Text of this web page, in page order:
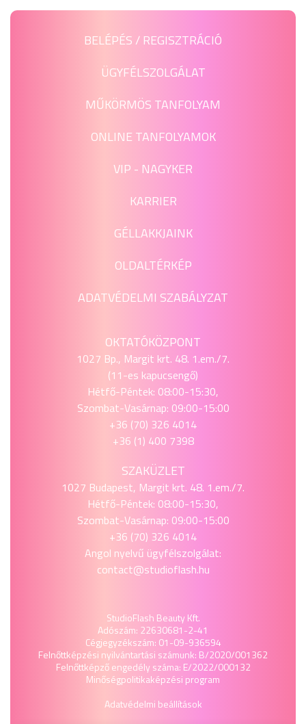
BELÉPÉS / REGISZTRÁCIÓ
ÜGYFÉLSZOLGÁLAT
MŰKÖRMÖS TANFOLYAM
ONLINE TANFOLYAMOK
VIP - NAGYKER
KARRIER
GÉLLAKKJAINK
OLDALTÉRKÉP
ADATVÉDELMI SZABÁLYZAT
OKTATÓKÖZPONT
1027 Bp., Margit krt. 48. 1.em./7.
(11-es kapucsengő)
Hétfő-Péntek: 08:00-15:30,
Szombat-Vasárnap: 09:00-15:00
+36 (70) 326 4014
+36 (1) 400 7398
SZAKÜZLET
1027 Budapest, Margit krt. 48. 1.em./7.
Hétfő-Péntek: 08:00-15:30,
Szombat-Vasárnap: 09:00-15:00
+36 (70) 326 4014
Angol nyelvű ügyfélszolgálat:
contact@studioflash.hu
StudioFlash Beauty Kft.
Adószám: 22630681-2-41
Cégjegyzékszám: 01-09-936594
Felnőttképzési nyilvántartási számunk: B/2020/001362
Felnőttképző engedély száma: E/2022/000132
Minőségpolitikaképzési program
Adatvédelmi beállítások